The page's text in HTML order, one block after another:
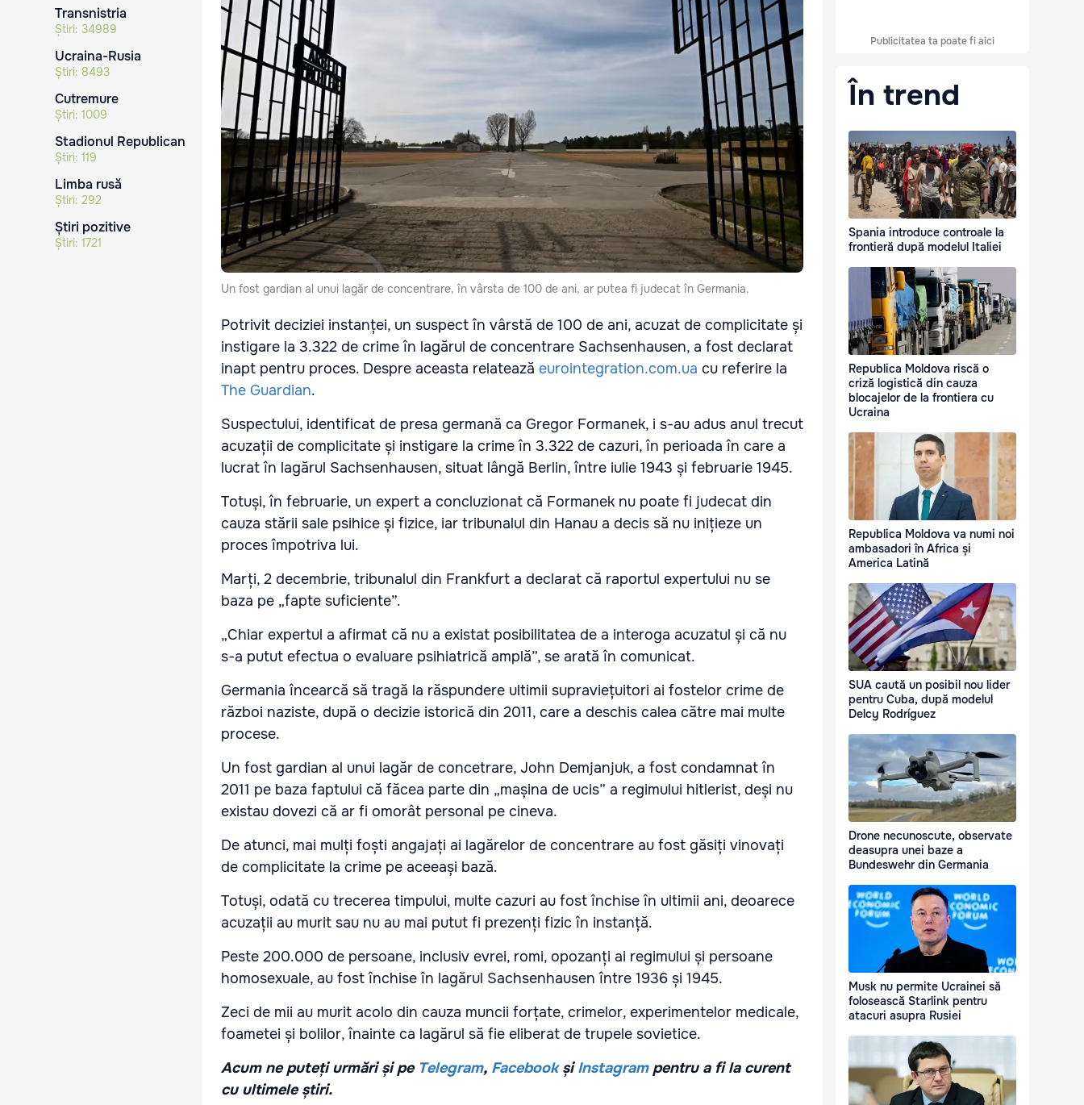
Transnistria
Știri: 34989
Ucraina-Rusia
Știri: 8493
Cutremure
Știri: 1009
Stadionul Republican
Știri: 119
Limba rusă
Știri: 292
Știri pozitive
Știri: 1721
Un fost gardian al unui lagăr de concentrare, în vârsta de 100 de ani, ar putea fi judecat în Germania.
Potrivit deciziei instanței, un suspect în vârstă de 100 de ani, acuzat de complicitate și
instigare la 3.322 de crime în lagărul de concentrare Sachsenhausen, a fost declarat
inapt pentru proces. Despre aceasta relatează eurointegration.com.ua cu referire la
The Guardian.
Suspectului, identificat de presa germană ca Gregor Formanek, i s-au adus anul trecut
acuzații de complicitate și instigare la crime în 3.322 de cazuri, în perioada în care a
lucrat în lagărul Sachsenhausen, situat lângă Berlin, între iulie 1943 și februarie 1945.
Totuși, în februarie, un expert a concluzionat că Formanek nu poate fi judecat din
cauza stării sale psihice și fizice, iar tribunalul din Hanau a decis să nu inițieze un
proces împotriva lui.
Marți, 2 decembrie, tribunalul din Frankfurt a declarat că raportul expertului nu se
baza pe „fapte suficiente”.
„Chiar expertul a afirmat că nu a existat posibilitatea de a interoga acuzatul și că nu
s-a putut efectua o evaluare psihiatrică amplă”, se arată în comunicat.
Germania încearcă să tragă la răspundere ultimii supraviețuitori ai fostelor crime de
război naziste, după o decizie istorică din 2011, care a deschis calea către mai multe
procese.
Un fost gardian al unui lagăr de concetrare, John Demjanjuk, a fost condamnat în
2011 pe baza faptului că făcea parte din „mașina de ucis” a regimului hitlerist, deși nu
existau dovezi că ar fi omorât personal pe cineva.
De atunci, mai mulți foști angajați ai lagărelor de concentrare au fost găsiți vinovați
de complicitate la crime pe aceeași bază.
Totuși, odată cu trecerea timpului, multe cazuri au fost închise în ultimii ani, deoarece
acuzații au murit sau nu au mai putut fi prezenți fizic în instanță.
Peste 200.000 de persoane, inclusiv evrei, romi, opozanți ai regimului și persoane
homosexuale, au fost închise în lagărul Sachsenhausen între 1936 și 1945.
Zeci de mii au murit acolo din cauza muncii forțate, crimelor, experimentelor medicale,
foametei și bolilor, înainte ca lagărul să fie eliberat de trupele sovietice.
Acum ne puteți urmări și pe Telegram, Facebook șiInstagrampentru a fi la curent
cu ultimele știri.
Publicitatea ta poate fi aici
În trend
Spania introduce controale la
frontieră după modelul Italiei
Republica Moldova riscă o
criză logistică din cauza
blocajelor de la frontiera cu
Ucraina
Republica Moldova va numi noi
ambasadori în Africa și
America Latină
SUA caută un posibil nou lider
pentru Cuba, după modelul
Delcy Rodríguez
Drone necunoscute, observate
deasupra unei baze a
Bundeswehr din Germania
Musk nu permite Ucrainei să
folosească Starlink pentru
atacuri asupra Rusiei